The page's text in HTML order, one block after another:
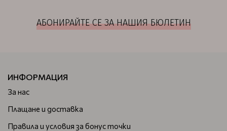
АБОНИРАЙТЕ СЕ ЗА НАШИЯ БЮЛЕТИН
ИНФОРМАЦИЯ
За нас
Плащане и доставка
Правила и условия за бонус точки